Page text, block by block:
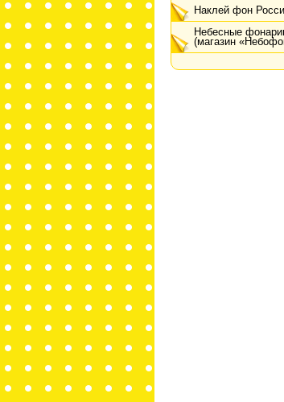
Наклей фон
Небесные
(магазин